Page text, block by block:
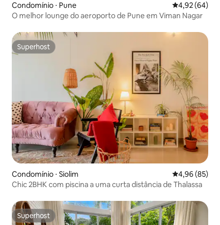
Condomínio ⋅ Pune 4,92 de uma
4,92 (64)
O melhor lounge do aeroporto de Pune em Viman Nagar
Superhost
Superhost
Condomínio ⋅ Siolim 4,96 de uma
4,96 (85)
Chic 2BHK com piscina a uma curta distância de Thalassa
Superhost
Superhost